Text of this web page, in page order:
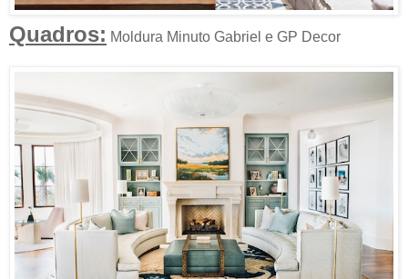
Quadros: Moldura Minuto Gabriel e GP Decor